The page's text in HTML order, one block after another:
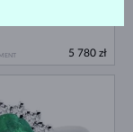
5 780 zł